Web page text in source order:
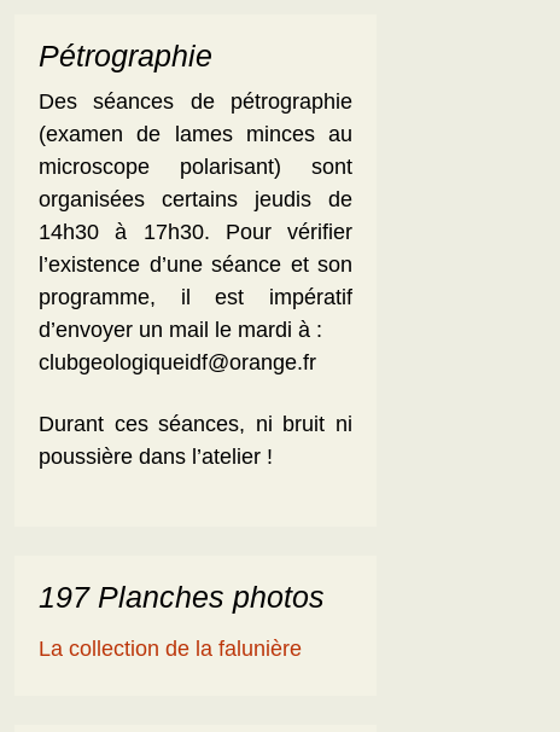
Pétrographie
Des séances de pétrographie
(examen de lames minces au
microscope polarisant) sont
organisées certains jeudis de
14h30 à 17h30. Pour vérifier
l’existence d’une séance et son
programme, il est impératif
d’envoyer un mail le mardi à :
clubgeologiqueidf@orange.fr
Durant ces séances, ni bruit ni
poussière dans l’atelier !
197 Planches photos
La collection de la falunière